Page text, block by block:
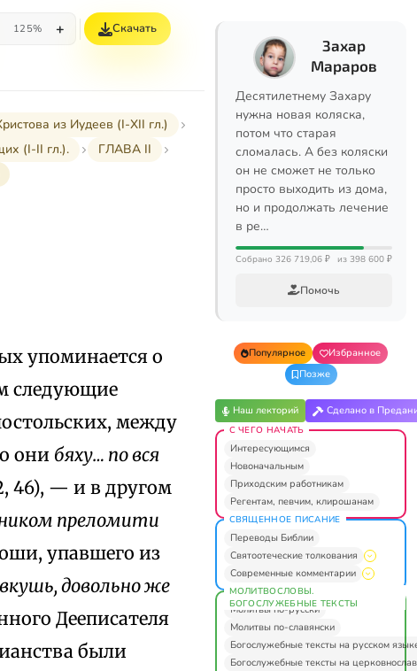
125% + Скачать
из Иудеев (I-XII гл.)
(I-II гл.).
ГЛАВА II
упоминается о
следующие
между
они бяху… по вся
46), — и в другом
преломити
упавшего из
довольно же
Дееписателя
были
Захар
Мараров
Десятилетнему Захару
нужна новая коляска,
потом что старая
сломалась. А без коляски
он не сможет не только
просто выходить из дома,
но и продолжать лечение
в ре…
Собрано 326 719,06 ₽ из 398 600 ₽
Помочь
Популярное
Избранное
Позже
Наш лекторий Сделано в
С ЧЕГО НАЧАТЬ
Интересующимся
Новоначальным
Приходским работникам
Регентам, певчим, клирошанам
СВЯЩЕННОЕ ПИСАНИЕ
Переводы Библии
Святоотеческие толкования
Современные комментарии
МОЛИТВОСЛОВЫ.
БОГОСЛУЖЕБНЫЕ ТЕКСТЫ
Молитвы по-русски
Молитвы по-славянски
Богослужебные тексты на русском
Богослужебные тексты на